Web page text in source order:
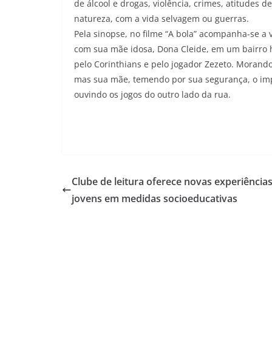
de álcool e drogas, violência, crimes, atitudes
natureza, com a vida selvagem ou guerras.
Pela sinopse, no filme “A bola” acompanha-se
com sua mãe idosa, Dona Cleide, em um
pelo Corinthians e pelo jogador Zezeto.
mas sua mãe, temendo por sua segurança, o
ouvindo os jogos do outro lado da rua.
Clube de leitura oferece novas
jovens em medidas socioeducativas